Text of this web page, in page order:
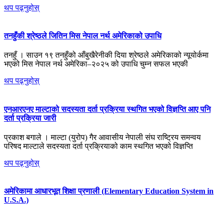
थप पढ्नुहोस्
तनहुँकी श्रेष्ठले जितिन मिस नेपाल नर्थ अमेरिकाको उपाधि
तनहुँ । साउन १९ तनहुँको आँबुखैरेनीकी दिया श्रेष्ठले अमेरिकाको न्यूयोर्कमा
भएको मिस नेपाल नर्थ अमेरिका–२०२५ को उपाधि चुम्न सफल भएकी
थप पढ्नुहोस्
एनआरएनए माल्टाको सदस्यता दर्ता प्रक्रिया स्थगित भएको विज्ञप्ति आए पनि
दर्ता प्रक्रिया जारी
प्रकाश बगाले । माल्टा (युरोप) गैर आवासीय नेपाली संघ राष्ट्रिय समन्वय
परिषद माल्टाले सदस्यता दर्ता प्रक्रियाको काम स्थगित भएको विज्ञप्ति
थप पढ्नुहोस्
अमेरिकामा आधारभूत शिक्षा प्रणाली (Elementary Education System in
U.S.A.)